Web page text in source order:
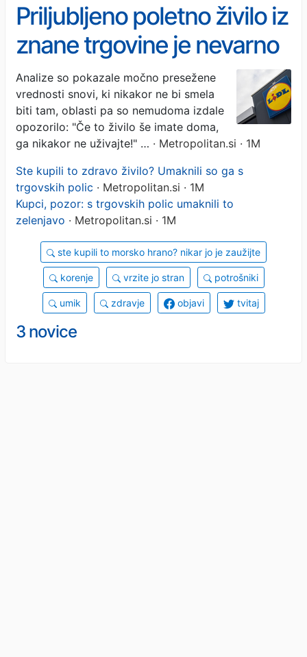
Priljubljeno poletno živilo iz
znane trgovine je nevarno
- ne zaužijte ga!
Analize so pokazale močno presežene
vrednosti snovi, ki nikakor ne bi smela
biti tam, oblasti pa so nemudoma izdale
opozorilo: "Če to živilo še imate doma,
ga nikakor ne uživajte!" … · Metropolitan.si · 1M
Ste kupili to zdravo živilo? Umaknili so ga s
trgovskih polic · Metropolitan.si · 1M
Kupci, pozor: s trgovskih polic umaknili to
zelenjavo · Metropolitan.si · 1M
ste kupili to morsko hrano? nikar jo je zaužijte
korenje vrzite jo stran potrošniki
umik zdravje objavi tvitaj
3 novice